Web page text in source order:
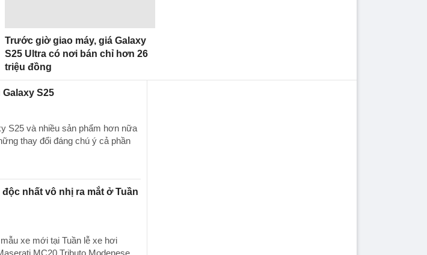
Trước giờ giao máy, giá Galaxy
S25 Ultra có nơi bán chỉ hơn 26
triệu đồng
S25
S25 và nhiều sản phẩm hơn nữa
thay đổi đáng chú ý cả phần
nhất vô nhị ra mắt ở Tuần
xe mới tại Tuần lễ xe hơi
MC20 Tributo Modenese